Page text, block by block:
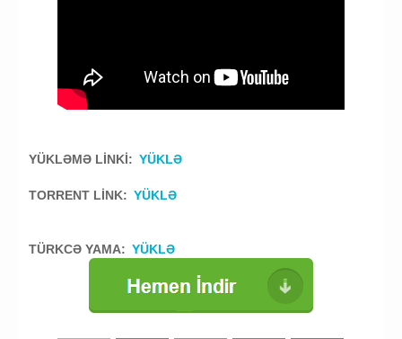
YÜKLƏMƏ LİNKİ: YÜKLƏ
TORRENT LİNK: YÜKLƏ
TÜRKCƏ YAMA: YÜKLƏ